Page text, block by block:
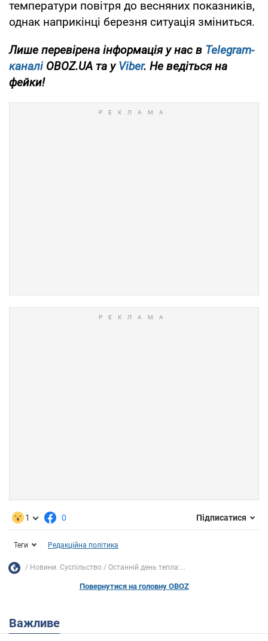
температури повітря до весняних показників,
однак наприкінці березня ситуація зміниться.
Лише перевірена інформація у нас в Telegram-
каналіOBOZ.UA та уViber. Не ведіться на
фейки!
1 0 Підписатися
Теги Редакційна політика
Новини. Суспільство Останній день тепла:...
Повернутися на головну OBOZ
Важливе